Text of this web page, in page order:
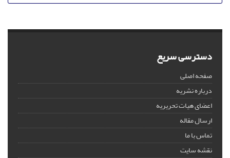
دسترسی سریع
صفحه اصلی
درباره نشریه
اعضای هیات تحریریه
ارسال مقاله
تماس با ما
نقشه سایت